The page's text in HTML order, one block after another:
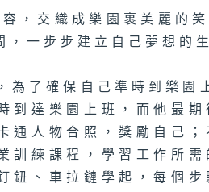
，交織成樂園裹美麗的
，一步步建立自己夢想的
為了確保自己準時到樂園
到達樂園上班，而他最
通人物合照，獎勵自己
訓練課程，學習工作所
鈕、車拉鏈學起，每個